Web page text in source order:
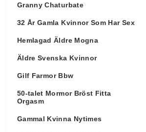
Granny Chaturbate
32 År Gamla Kvinnor Som Har Sex
Hemlagad Äldre Mogna
Äldre Svenska Kvinnor
Gilf Farmor Bbw
50-talet Mormor Bröst Fitta
Orgasm
Gammal Kvinna Nytimes